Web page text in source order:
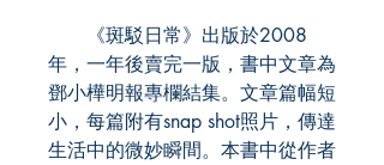
《斑駁日常》出版於2008
年，一年後賣完一版，書中文章為
鄧小樺明報專欄結集。文章篇幅短
小，每篇附有snap shot照片，傳達
生活中的微妙瞬間。本書中從作者